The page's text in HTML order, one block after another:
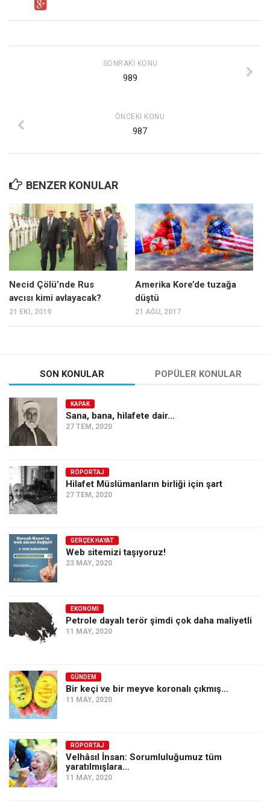
Amina S. Jenenkovic
Kategoriler
Kültür Sanat
Kitap
Karisi kitap sualleri
7 soruda bu hafta
Ekonomi
Hayat
Türkiye
Siyaset
Dünya
Avrupa
Asya
Amerika
Avustralya
Tarih
Düşünce
Dosyalar
SONRAKI KONU
989
ÖNCEKI KONU
987
BENZER KONULAR
Necid Çölü’nde Rus
avcısı kimi avlayacak?
21 EKI, 2019
Amerika Kore’de tuzağa
düştü
21 AĞU, 2017
SON KONULAR POPÜLER KONULAR
KAPAK
Sana, bana, hilafete dair…
27 TEM, 2020
RÖPORTAJ
Hilafet Müslümanların birliği için şart
27 TEM, 2020
GERÇEK HAYAT
Web sitemizi taşıyoruz!
23 MAY, 2020
EKONOMI
Petrole dayalı terör şimdi çok daha maliyetli
11 MAY, 2020
GÜNDEM
Bir keçi ve bir meyve koronalı çıkmış…
11 MAY, 2020
RÖPORTAJ
Velhâsıl İnsan: Sorumluluğumuz tüm
yaratılmışlara…
11 MAY, 2020